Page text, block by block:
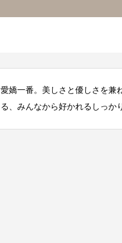
愛嬌一番。美しさと優しさを兼
る、みんなから好かれるしっか